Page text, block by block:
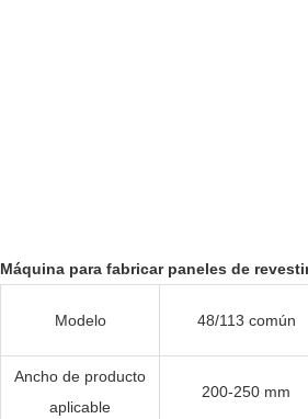
Máquina para fabricar paneles de
Modelo 48/113 común
Ancho de producto
aplicable
200-250 mm